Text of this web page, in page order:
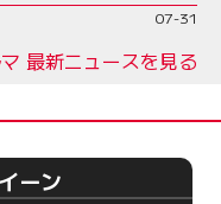
07-31
最新ニュースを見る
ーン